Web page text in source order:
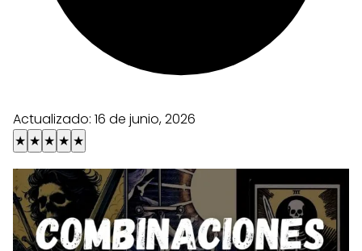
Actualizado: 16 de junio, 2026
★ ★ ★ ★ ★